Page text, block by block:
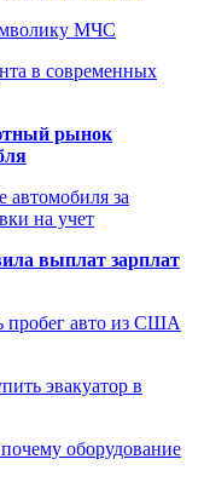
МЧС
в современных
рынок
за
на учет
выплат зарплат
пробег авто из США
эвакуатор в
оборудование